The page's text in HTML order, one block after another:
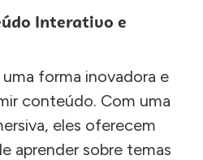
Interativo e
uma forma inovadora e
conteúdo. Com uma
eles oferecem
aprender sobre temas